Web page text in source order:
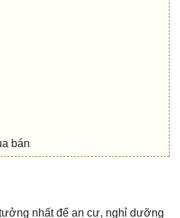
bán
nhất để an cư, nghỉ dưỡng